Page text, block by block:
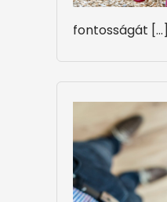
fontosságát […]